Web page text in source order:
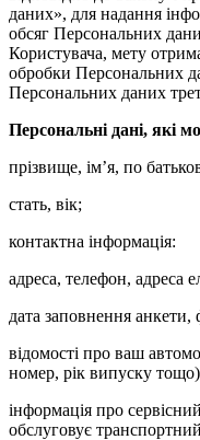
даних», для надання
обсяг Персональних
Користувача, мету
обробки Персональних
Персональних даних
Персональні дані, які
прізвище, ім’я, по
стать, вік;
контактна інформація:
адреса, телефон, адреса
дата заповнення
відомості про ваш
номер, рік випуску
інформація про
обслуговує транспортний